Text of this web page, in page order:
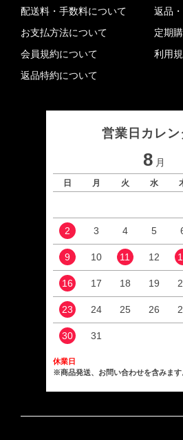
配送料・手数料について
お支払方法について
会員規約について
返品特約について
返品
定期
利用
営業日カレン
8 月
日 月 火 水
2 3 4 5
9 10 11 12
16 17 18 19
23 24 25 26
30 31
休業日
※商品発送、お問い合わせを含みます